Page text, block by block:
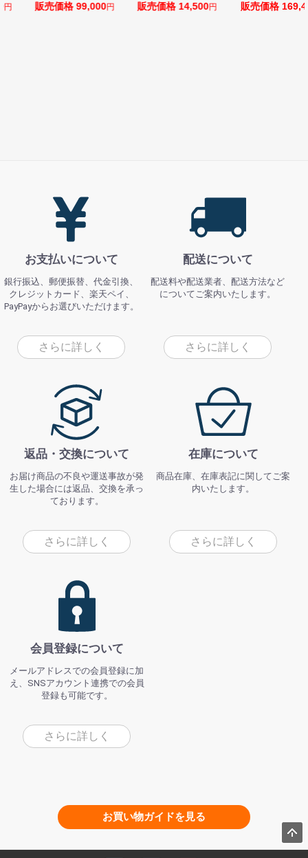
円 販売価格 14,500円 販売価格 169,400円 販売価格
お支払いについて
銀行振込、郵便振替、代金引換、
クレジットカード、楽天ペイ、
PayPayからお選びいただけます。
さらに詳しく
配送について
配送料や配送業者、配送方法など
についてご案内いたします。
さらに詳しく
返品・交換について
お届け商品の不良や運送事故が発
生した場合には返品、交換を承っ
ております。
さらに詳しく
在庫について
商品在庫、在庫表記に関してご案
内いたします。
さらに詳しく
会員登録について
メールアドレスでの会員登録に加
え、SNSアカウント連携での会員
登録も可能です。
さらに詳しく
お買い物ガイドを見る